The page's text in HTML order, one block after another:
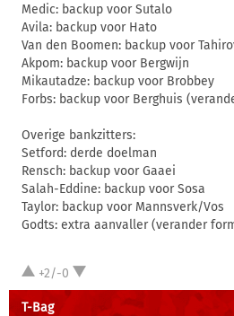
Medic: backup voor Sutalo
Avila: backup voor Hato
Van den Boomen: backup voor
Akpom: backup voor Bergwijn
Mikautadze: backup voor Brobbey
Forbs: backup voor Berghuis
Overige bankzitters:
Setford: derde doelman
Rensch: backup voor Gaaei
Salah-Eddine: backup voor Sosa
Taylor: backup voor Mannsverk/Vos
Godts: extra aanvaller (verander
+2/-0
T-Bag